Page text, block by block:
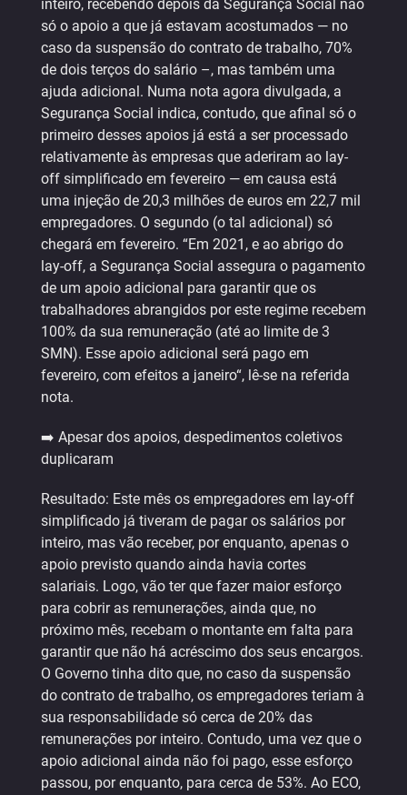
inteiro, recebendo depois da Segurança Social não
só o apoio a que já estavam acostumados — no
caso da suspensão do contrato de trabalho, 70%
de dois terços do salário –, mas também uma
ajuda adicional. Numa nota agora divulgada, a
Segurança Social indica, contudo, que afinal só o
primeiro desses apoios já está a ser processado
relativamente às empresas que aderiram ao lay-
off simplificado em fevereiro — em causa está
uma injeção de 20,3 milhões de euros em 22,7 mil
empregadores. O segundo (o tal adicional) só
chegará em fevereiro. “Em 2021, e ao abrigo do
lay-off, a Segurança Social assegura o pagamento
de um apoio adicional para garantir que os
trabalhadores abrangidos por este regime recebem
100% da sua remuneração (até ao limite de 3
SMN). Esse apoio adicional será pago em
fevereiro, com efeitos a janeiro“, lê-se na referida
nota.
➡️ Apesar dos apoios, despedimentos coletivos
duplicaram
Resultado: Este mês os empregadores em lay-off
simplificado já tiveram de pagar os salários por
inteiro, mas vão receber, por enquanto, apenas o
apoio previsto quando ainda havia cortes
salariais. Logo, vão ter que fazer maior esforço
para cobrir as remunerações, ainda que, no
próximo mês, recebam o montante em falta para
garantir que não há acréscimo dos seus encargos.
O Governo tinha dito que, no caso da suspensão
do contrato de trabalho, os empregadores teriam à
sua responsabilidade só cerca de 20% das
remunerações por inteiro. Contudo, uma vez que o
apoio adicional ainda não foi pago, esse esforço
passou, por enquanto, para cerca de 53%. Ao ECO,